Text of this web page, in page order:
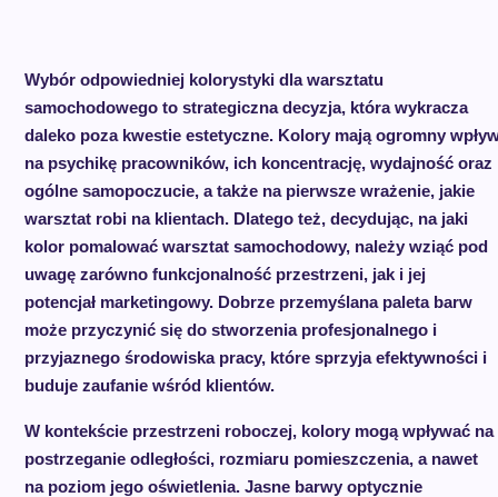
Wybór odpowiedniej kolorystyki dla warsztatu
samochodowego to strategiczna decyzja, która wykracza
daleko poza kwestie estetyczne. Kolory mają ogromny
na psychikę pracowników, ich koncentrację, wydajność oraz
ogólne samopoczucie, a także na pierwsze wrażenie, jakie
warsztat robi na klientach. Dlatego też, decydując, na jaki
kolor pomalować warsztat samochodowy, należy wziąć pod
uwagę zarówno funkcjonalność przestrzeni, jak i jej
potencjał marketingowy. Dobrze przemyślana paleta barw
może przyczynić się do stworzenia profesjonalnego i
przyjaznego środowiska pracy, które sprzyja efektywności i
buduje zaufanie wśród klientów.
W kontekście przestrzeni roboczej, kolory mogą wpływać na
postrzeganie odległości, rozmiaru pomieszczenia, a nawet
na poziom jego oświetlenia. Jasne barwy optycznie